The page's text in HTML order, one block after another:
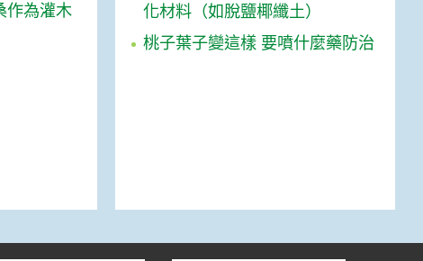
作為灌木
化材料（如脫鹽椰纖土）
桃子葉子變這樣 要噴什麼藥防治